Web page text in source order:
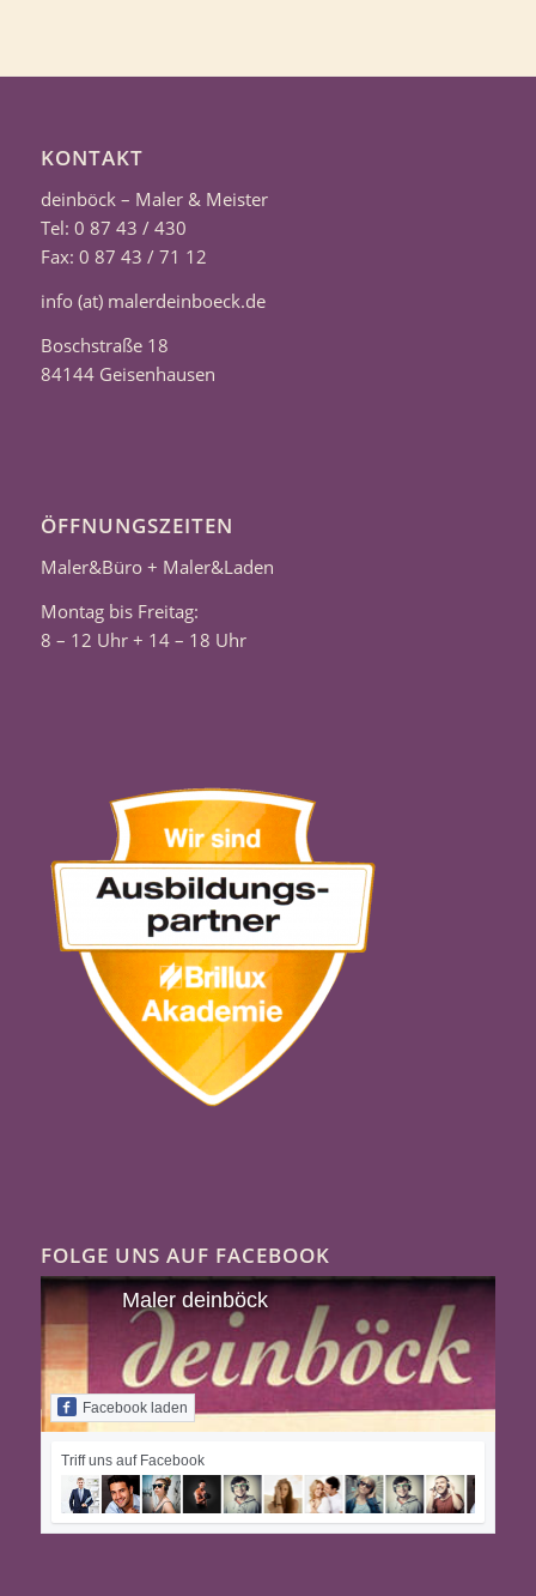
KONTAKT
deinböck – Maler & Meister
Tel: 0 87 43 / 430
Fax: 0 87 43 / 71 12
info (at) malerdeinboeck.de
Boschstraße 18
84144 Geisenhausen
ÖFFNUNGSZEITEN
Maler&Büro + Maler&Laden
Montag bis Freitag:
8 – 12 Uhr + 14 – 18 Uhr
FOLGE UNS AUF FACEBOOK
Maler deinböck
Facebook laden
Triff uns auf Facebook